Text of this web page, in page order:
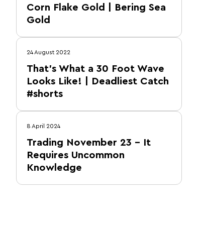
Corn Flake Gold | Bering Sea
Gold
24 August 2022
That’s What a 30 Foot Wave
Looks Like! | Deadliest Catch
#shorts
8 April 2024
Trading November 23 – It
Requires Uncommon
Knowledge